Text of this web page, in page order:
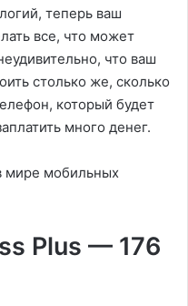
теперь ваш
все, что может
что ваш
столько же, сколько
который будет
много денег.
мире мобильных
Plus — 176